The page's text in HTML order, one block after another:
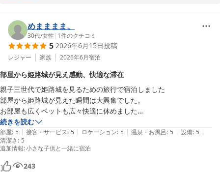
13階からの景色や、お部屋の清掃についてお褒めのお言葉をいただ
き、大変嬉しく拝見いたしました。快適にお過ごしいただけたご様
子に、スタッフ一同安心しております。
一方で、アメニティにつきましてはご期待に添えず申し訳ございま
せていただきます。
また、バス・トイレ別のお部屋にご満足いただけた反面、入浴剤サ
ービスに関する貴重なご提案もありがとうございます。よりご滞在
をお楽しみいただけるよう、サービス向上の参考にさせていただき
ます。
チェックイン・チェックアウト機につきましては、スムーズにご利
用いただけたようで何よりです。朝食についてのご意見も含め、今
めまままま。
30代/女性 | 1件のクチコミ
5 2026年6月15日投稿
レジャー 家族 2026年6月宿泊
部屋から姫路城が見え感動、快適な滞在
親子三世代で姫路城を見るための旅行で宿泊しました
部屋から姫路城が見えた瞬間は大興奮でした。
お部屋も広くベットも広々快適に休めました
母からは良いホテル選んだね♪と褒めてもらいました。
駅からも近く食べるところにも困らず、とても思い出の残る旅になりま
した
続きを読む
部屋: 5 | 接客・サービス: 5 | ロケーション: 5 | 温泉・お風呂: 5 | 設備: 5 |
清潔さ: 5
追加情報:小さな子供と一緒に宿泊
243